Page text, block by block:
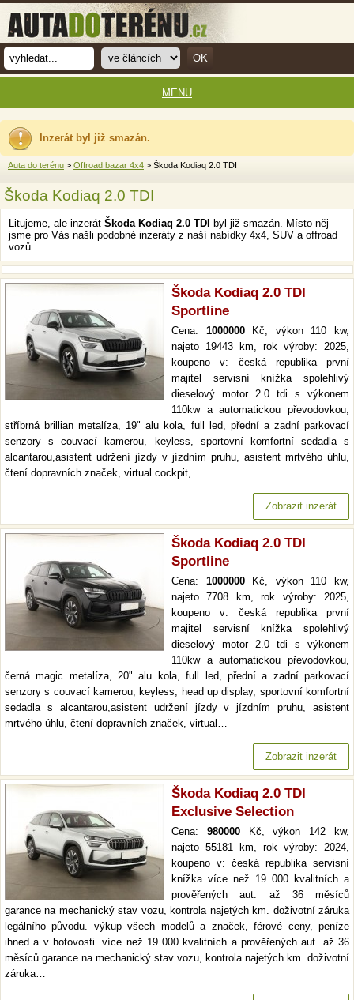
Inzerát byl již smazán.
Auta do terénu > Offroad bazar 4x4 > Škoda Kodiaq 2.0 TDI
Škoda Kodiaq 2.0 TDI
Litujeme, ale inzerát Škoda Kodiaq 2.0 TDI
byl již smazán. Místo něj
jsme pro Vás našli podobné inzeráty z naší nabídky 4x4, SUV a offroad
vozů.
Škoda Kodiaq 2.0 TDI
Sportline
Cena: 1000000Kč, výkon 110 kw,
najeto 19443 km, rok výroby: 2025,
koupeno v: česká republika první
majitel servisní knížka spolehlivý
dieselový motor 2.0 tdi s výkonem
110kw a automatickou převodovkou,
stříbrná brillian metalíza, 19" alu kola, full led, přední a zadní parkovací
senzory s couvací kamerou, keyless, sportovní komfortní sedadla s
alcantarou,asistent udržení jízdy v jízdním pruhu, asistent mrtvého úhlu,
čtení dopravních značek, virtual cockpit,…
Zobrazit inzerát
Škoda Kodiaq 2.0 TDI
Sportline
Cena: 1000000Kč, výkon 110 kw,
najeto 7708 km, rok výroby: 2025,
koupeno v: česká republika první
majitel servisní knížka spolehlivý
dieselový motor 2.0 tdi s výkonem
110kw a automatickou převodovkou,
černá magic metalíza, 20" alu kola, full led, přední a zadní parkovací
senzory s couvací kamerou, keyless, head up display, sportovní komfortní
sedadla s alcantarou,asistent udržení jízdy v jízdním pruhu, asistent
mrtvého úhlu, čtení dopravních značek, virtual…
Zobrazit inzerát
Škoda Kodiaq 2.0 TDI
Exclusive Selection
Cena: 980000Kč, výkon 142 kw,
najeto 55181 km, rok výroby: 2024,
koupeno v: česká republika servisní
knížka více než 19 000 kvalitních a
prověřených aut. až 36 měsíců
garance na mechanický stav vozu, kontrola najetých km. doživotní záruka
legálního původu. výkup všech modelů a značek, férové ceny, peníze
ihned a v hotovosti. více než 19 000 kvalitních a prověřených aut. až 36
měsíců garance na mechanický stav vozu, kontrola najetých km. doživotní
záruka…
MENU